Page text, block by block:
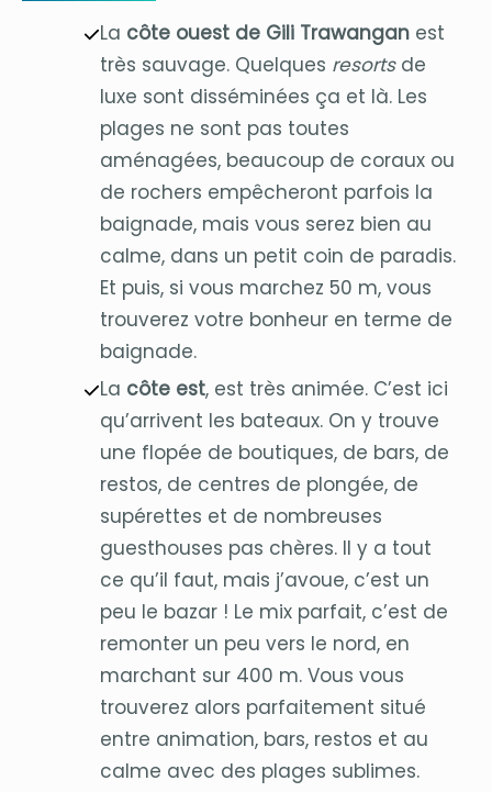
La côte ouest de Gili Trawanganest
très sauvage. Quelques resortsde
luxe sont disséminées ça et là. Les
plages ne sont pas toutes
aménagées, beaucoup de coraux ou
de rochers empêcheront parfois la
baignade, mais vous serez bien au
calme, dans un petit coin de paradis.
Et puis, si vous marchez 50 m, vous
trouverez votre bonheur en terme de
baignade.
La côte est, est très animée. C’est ici
qu’arrivent les bateaux. On y trouve
une flopée de boutiques, de bars, de
restos, de centres de plongée, de
supérettes et de nombreuses
guesthouses pas chères. Il y a tout
ce qu’il faut, mais j’avoue, c’est un
peu le bazar ! Le mix parfait, c’est de
remonter un peu vers le nord, en
marchant sur 400 m. Vous vous
trouverez alors parfaitement situé
entre animation, bars, restos et au
calme avec des plages sublimes.